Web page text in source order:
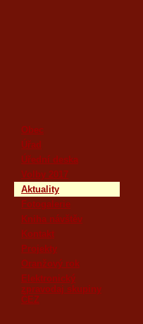
Obec
Úřad
Úřední deska
Volby 2017
Aktuality
Fotogalerie
Kniha návštěv
Kontakt
Projekty
Oranžový rok
Elektronický
zpravodaj skupiny
ČEZ